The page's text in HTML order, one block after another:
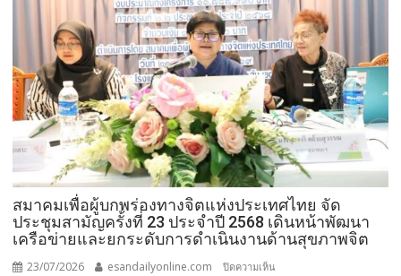
สมาคมเพื่อผู้บกพร่องทางจิตแห่งประเทศไทย จัด
ประชุมสามัญครั้งที่ 23 ประจำปี 2568 เดินหน้าพัฒนา
เครือข่ายและยกระดับการดำเนินงานด้านสุขภาพจิต
23/07/2026 esandailyonline.com ปิดความเห็น